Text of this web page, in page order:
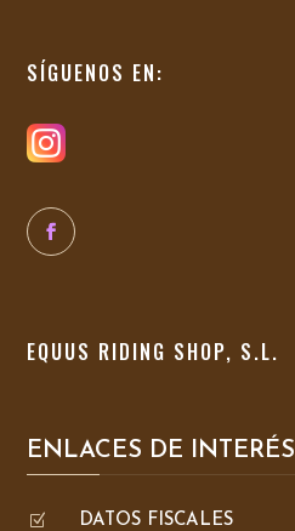
SÍGUENOS EN:
EQUUS RIDING SHOP, S.L.
ENLACES DE INTERÉS
Z DATOS FISCALES